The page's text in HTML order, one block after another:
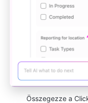
Összegezze a